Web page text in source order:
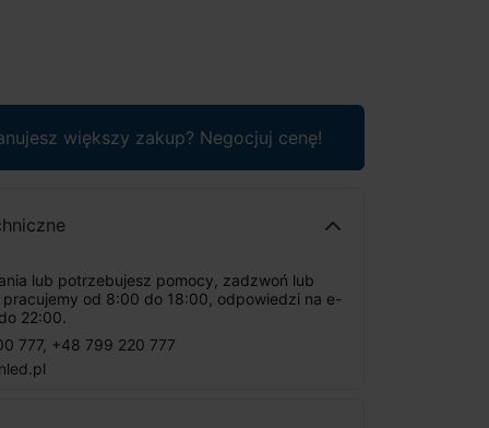
większy zakup? Negocjuj cenę!
lub potrzebujesz pomocy, zadzwoń lub
pracujemy od 8:00 do 18:00, odpowiedzi na e-
22:00.
777, +48 799 220 777